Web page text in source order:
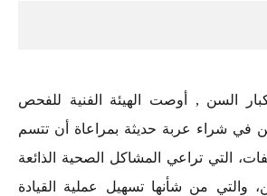
السن , أوصت الهيئة الفنية للفحص
في شراء عربة حديثة بمراعاة أن تتسم
التي تراعي المشاكل الصحية الذائعة
والتي من شأنها تسهيل عملية القيادة